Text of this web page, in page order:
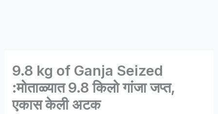
9.8 kg of Ganja Seized
:मोताळ्यात 9.8 किलो गांजा जप्त,
एकास केली अटक